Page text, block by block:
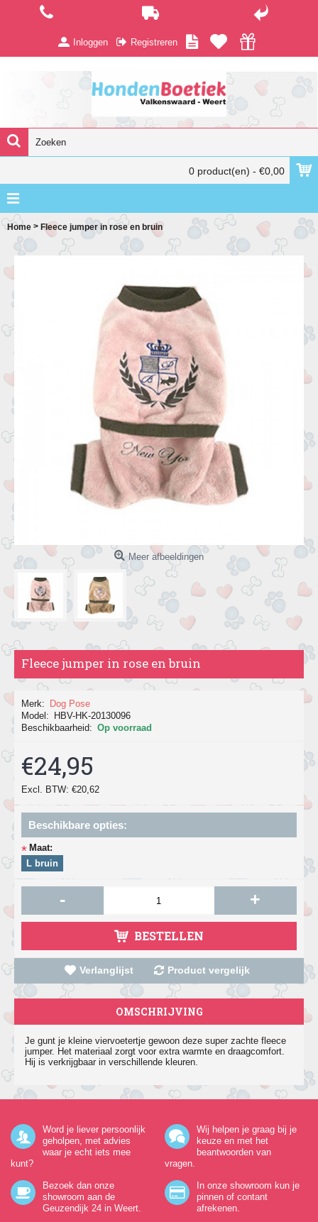
Inloggen Registreren
0 product(en) - €0,00
Home > Fleece jumper in rose en bruin
Meer afbeeldingen
Fleece jumper in rose en bruin
Merk:
Dog Pose
Model:
HBV-HK-20130096
Beschikbaarheid: Op voorraad
€24,95
Excl. BTW: €20,62
Beschikbare opties:
* Maat:
L bruin
- +
BESTELLEN
Verlanglijst Product vergelijk
OMSCHRIJVING
Je gunt je kleine viervoetertje gewoon deze super zachte fleece
jumper. Het materiaal zorgt voor extra warmte en draagcomfort.
Hij is verkrijgbaar in verschillende kleuren.
Word je liever persoonlijk
geholpen, met advies
waar je echt iets mee
kunt?
Wij helpen je graag bij je
keuze en met het
beantwoorden van
vragen.
Bezoek dan onze
showroom aan de
Geuzendijk 24 in Weert.
In onze showroom kun je
pinnen of contant
afrekenen.